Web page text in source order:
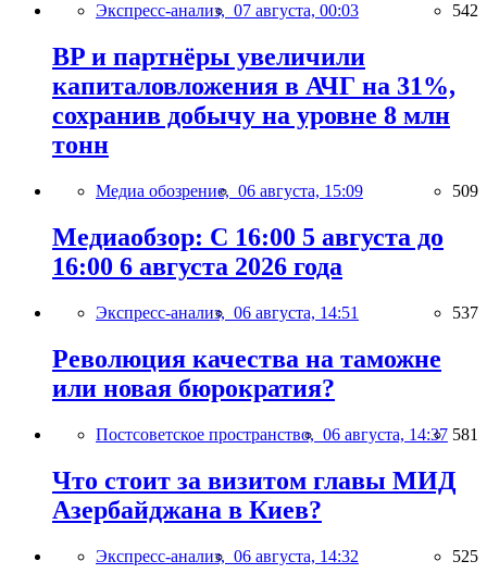
Экспресс-анализ, 07 августа, 00:03 542
BP и партнёры увеличили
капиталовложения в АЧГ на 31%,
сохранив добычу на уровне 8 млн
тонн
Медиа обозрение, 06 августа, 15:09 509
Медиаобзор: С 16:00 5 августа до
16:00 6 августа 2026 года
Экспресс-анализ, 06 августа, 14:51 537
Революция качества на таможне
или новая бюрократия?
Постсоветское пространство, 06 августа, 14:37 581
Что стоит за визитом главы МИД
Азербайджана в Киев?
Экспресс-анализ, 06 августа, 14:32 525